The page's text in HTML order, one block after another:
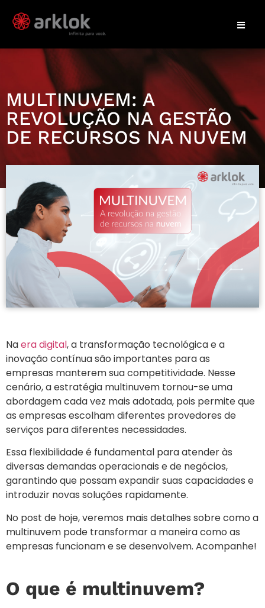
MULTINUVEM: A
REVOLUÇÃO NA GESTÃO
DE RECURSOS NA NUVEM
Naera digital, a transformação tecnológica e a
inovação contínua são importantes para as
empresas manterem sua competitividade. Nesse
cenário, a estratégia multinuvem tornou-se uma
abordagem cada vez mais adotada, pois permite que
as empresas escolham diferentes provedores de
serviços para diferentes necessidades.
Essa flexibilidade é fundamental para atender às
diversas demandas operacionais e de negócios,
garantindo que possam expandir suas capacidades e
introduzir novas soluções rapidamente.
No post de hoje, veremos mais detalhes sobre como a
multinuvem pode transformar a maneira como as
empresas funcionam e se desenvolvem. Acompanhe!
O que é multinuvem?